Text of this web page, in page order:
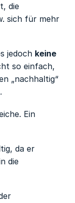
die
sich für mehr
jedoch keine
so einfach,
„nachhaltig“
Ein
da er
die